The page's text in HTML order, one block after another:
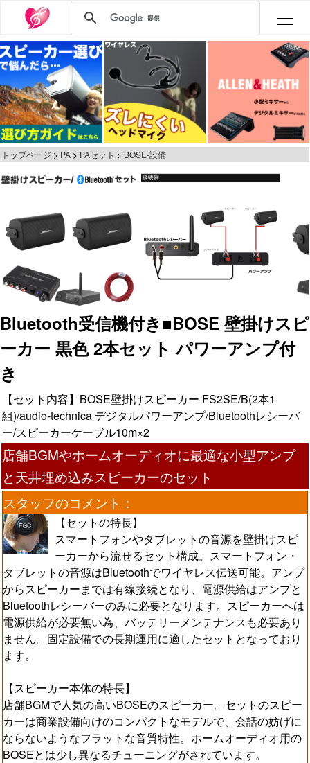
トップページ PA PAセット BOSE-設備
Bluetooth受信機付き■BOSE 壁掛けスピ
ーカー 黒色 2本セット パワーアンプ付
き
【セット内容】BOSE壁掛けスピーカー FS2SE/B(2本1
組)/audio-technica デジタルパワーアンプ/Bluetoothレシーバ
ー/スピーカーケーブル10m×2
店舗BGMやホームオーディオに最適な小型アンプ
と天井埋め込みスピーカーのセット
スタッフのコメント：
【セットの特長】
スマートフォンやタブレットの音源を壁掛けスピ
ーカーから流せるセット構成。スマートフォン・
タブレットの音源はBluetoothでワイヤレス伝送可能。アンプ
からスピーカーまでは有線接続となり、電源供給はアンプと
Bluetoothレシーバーのみに必要となります。スピーカーへは
電源供給が必要無い為、バッテリーメンテナンスも必要あり
ません。固定設備での長期運用に適したセットとなっており
ます。
【スピーカー本体の特長】
店舗BGMで人気の高いBOSEのスピーカー。セットのスピー
カーは商業設備向けのコンパクトなモデルで、会話の妨げに
ならないようなフラットな音質特性。ホームオーディオ用の
BOSEとは少し異なるチューニングがされています。